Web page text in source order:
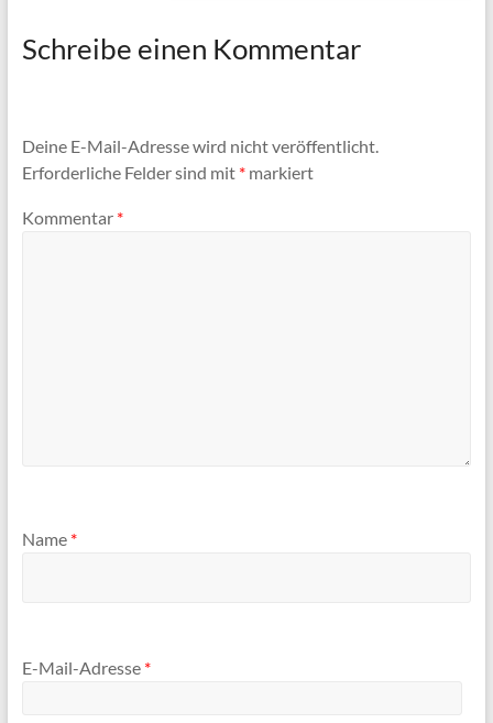
Schreibe einen Kommentar
Deine E-Mail-Adresse wird nicht veröffentlicht.
Erforderliche Felder sind mit *markiert
Kommentar *
Name *
E-Mail-Adresse *